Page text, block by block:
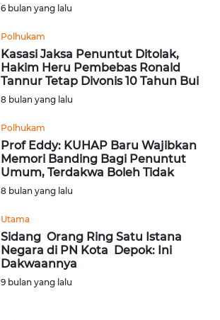
6 bulan yang lalu
Polhukam
Kasasi Jaksa Penuntut Ditolak,
Hakim Heru Pembebas Ronald
Tannur Tetap Divonis 10 Tahun Bui
8 bulan yang lalu
Polhukam
Prof Eddy: KUHAP Baru Wajibkan
Memori Banding Bagi Penuntut
Umum, Terdakwa Boleh Tidak
8 bulan yang lalu
Utama
Sidang Orang Ring Satu Istana
Negara di PN Kota Depok: Ini
Dakwaannya
9 bulan yang lalu